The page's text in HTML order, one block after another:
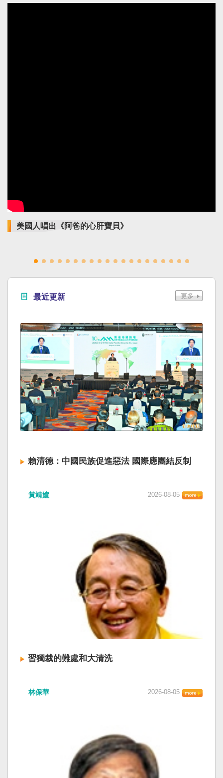
美國人唱出《阿爸的心肝寶貝》
最近更新
賴清德：中國民族促進惡法 國際應團結反制
「民族團結進步促進法」對各國人民進行政治審
統賴清德昨日於凱達格蘭論壇致詞表示，中國的
「民促法」不僅侵害台灣主權，更透過跨國鎮
壓，對世界各國人民進行政治審查、製造寒蟬效
應，是國際社會應該團結反制的惡法；台灣不會
接受統戰滲透和紅色恐怖、不會坐視中國將壓迫
黑手伸進台灣，或任何自由國家與地區。 不會坐
視北京黑手伸進台灣 賴清德指出，中國上個月不
顧國際反對，實施「民族團結進步促進法」，
「對中政策跨國議會聯盟」（IPAC）隨即發表聲
明，譴責嚴重違反基本人權。他感謝IPAC日本共
同主席中谷元、IPAC執行主任裴倫德昨以行動再
次彰顯這份聲明的立場，很榮幸代表台灣人民接
受IPAC的聲明，台灣會給予堅定的支持，共同捍
更透過跨國鎮壓手段，對世界各國人民進行政治
紅色恐怖正在世界各地蔓延，今年論壇主題聚焦
討論全球的民主韌性、灰帶侵擾的因應聯防，以
及非紅供應鏈的重塑，更加反映出台灣在國際社
會中的角色定位，以及期許台灣能承擔的國際責
黃靖媗 2026-08-05
習獨裁的難處和大清洗
中全會。本來以為在七月上海的AI全球大會以
「適應不同群體消費需求擴大優質供給」。顯然
七月中國官方的經濟數字，製造業採購經理人指
數PMI，由六月的五十．三％大幅滑落至四十九．
二％，不僅低於預估的五十．一％，更一舉跌破
林保華 2026-08-05